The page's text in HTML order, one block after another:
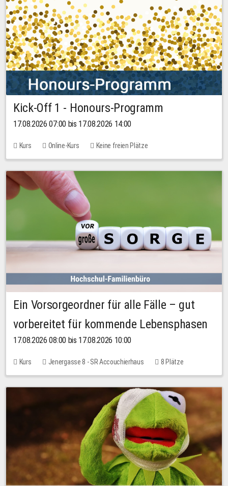
Kick-Off 1 - Honours-Programm
17.08.2026 07:00 bis 17.08.2026 14:00
Kurs Online-Kurs Keine freien Plätze
Ein Vorsorgeordner für alle Fälle – gut
vorbereitet für kommende Lebensphasen
17.08.2026 08:00 bis 17.08.2026 10:00
Kurs Jenergasse 8 - SR Accouchierhaus 8 Plätze